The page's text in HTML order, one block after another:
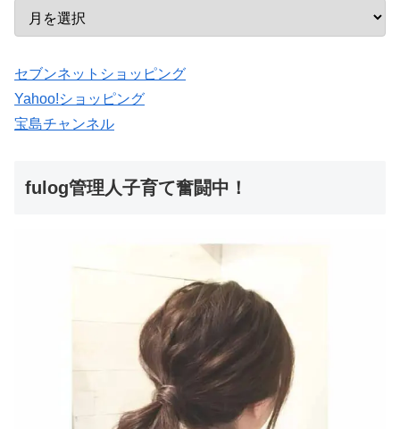
セブンネットショッピング
Yahoo!ショッピング
宝島チャンネル
fulog管理人子育て奮闘中！